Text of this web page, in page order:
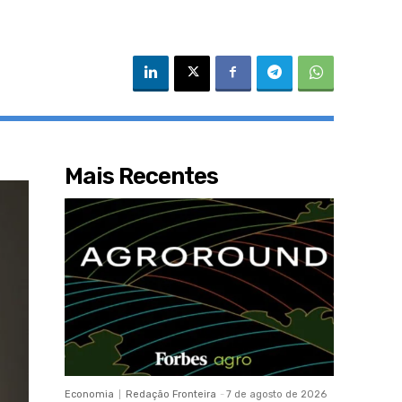
Mais Recentes
Economia Redação Fronteira - 7 de agosto de 2026